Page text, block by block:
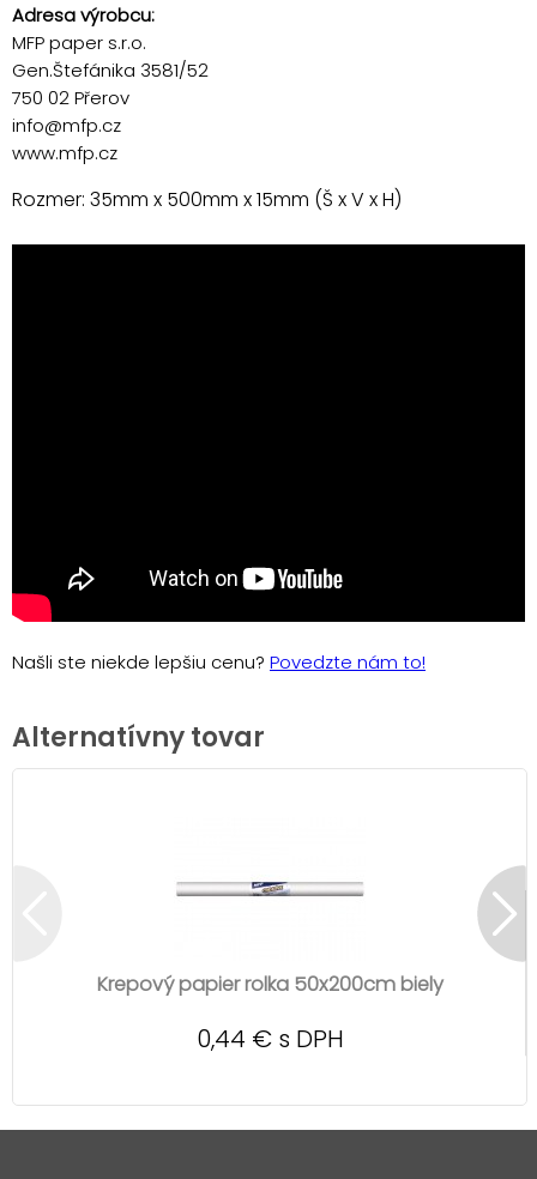
Adresa výrobcu:
MFP paper s.r.o.
Gen.Štefánika 3581/52
750 02 Přerov
info@mfp.cz
www.mfp.cz
Rozmer: 35mm x 500mm x 15mm (Š x V x H)
Našli ste niekde lepšiu cenu? Povedzte nám to!
Alternatívny tovar
Krepový papier rolka 50x200cm biely
0,44 € s DPH